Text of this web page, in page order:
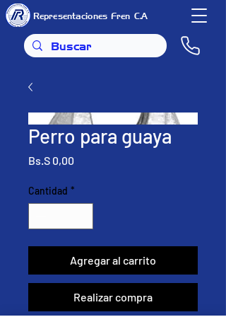
Representaciones Fren C.A
Perro para guaya
Bs.S 0,00
Cantidad *
Agregar al carrito
Realizar compra